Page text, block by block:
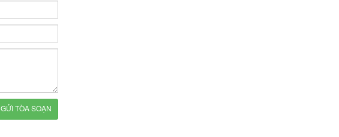
GỬI TÒA SOẠN